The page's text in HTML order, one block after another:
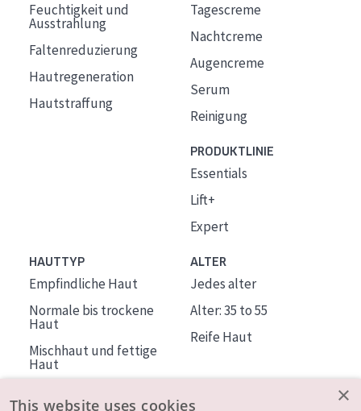
Feuchtigkeit und
Ausstrahlung
Faltenreduzierung
Hautregeneration
Hautstraffung
Tagescreme
Nachtcreme
Augencreme
Serum
Reinigung
PRODUKTLINIE
Essentials
Lift+
Expert
HAUTTYP
Empfindliche Haut
Normale bis trockene
Haut
Mischhaut und fettige
Haut
ALTER
Jedes alter
Alter: 35 to 55
Reife Haut
×
This website uses cookies